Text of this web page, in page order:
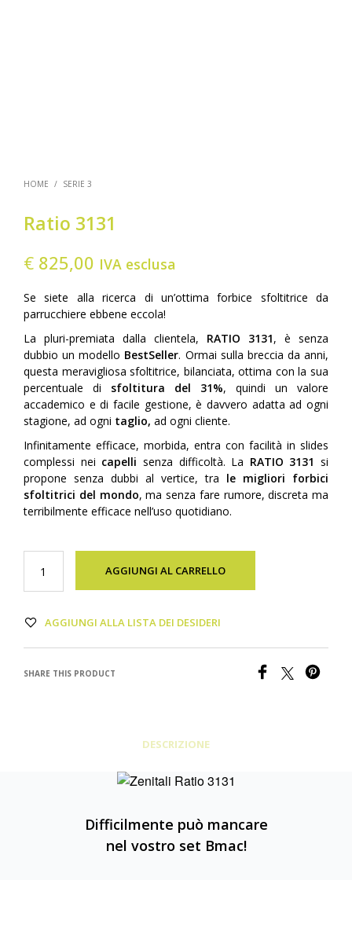
HOME / SERIE 3
Ratio 3131
€ 825,00 IVA esclusa
Se siete alla ricerca di un’ottima forbice sfoltitrice da
parrucchiere ebbene eccola!
La pluri-premiata dalla clientela, RATIO 3131, è senza
dubbio un modello BestSeller. Ormai sulla breccia da anni,
questa meravigliosa sfoltitrice, bilanciata, ottima con la sua
percentuale di sfoltitura del 31%, quindi un valore
accademico e di facile gestione, è davvero adatta ad ogni
stagione, ad ogni taglio, ad ogni cliente.
Infinitamente efficace, morbida, entra con facilità in slides
complessi nei capelli senza difficoltà. La RATIO 3131 si
propone senza dubbi al vertice, tra le migliori forbici
sfoltitrici del mondo, ma senza fare rumore, discreta ma
terribilmente efficace nell’uso quotidiano.
AGGIUNGI AL CARRELLO
AGGIUNGI ALLA LISTA DEI DESIDERI
SHARE THIS PRODUCT
DESCRIZIONE
Difficilmente può mancare
nel vostro set Bmac!